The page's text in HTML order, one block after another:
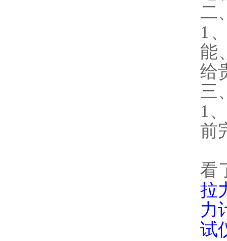
二
1
能
给
三
1
前
看
拉
力
试